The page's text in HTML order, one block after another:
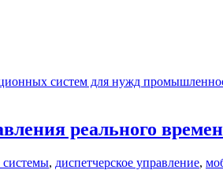
систем для нужд
реального
, диспетчерское управление,